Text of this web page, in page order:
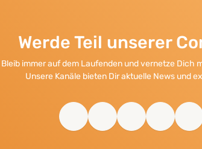
Werde Teil unserer
Bleib immer auf dem Laufenden und vernetze Dich
Unsere Kanäle bieten Dir aktuelle News und